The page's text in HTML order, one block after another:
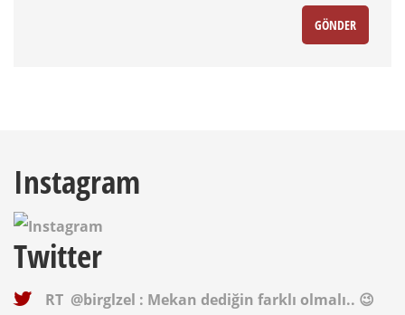
Instagram
Twitter
RT @birglzel : Mekan dediğin farklı olmalı.. 😉